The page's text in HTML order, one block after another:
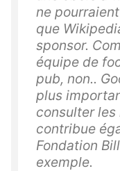
ne
que
sponsor.
équipe de
pub, non..
plus
consulter
contribue
Fondation
exemple.